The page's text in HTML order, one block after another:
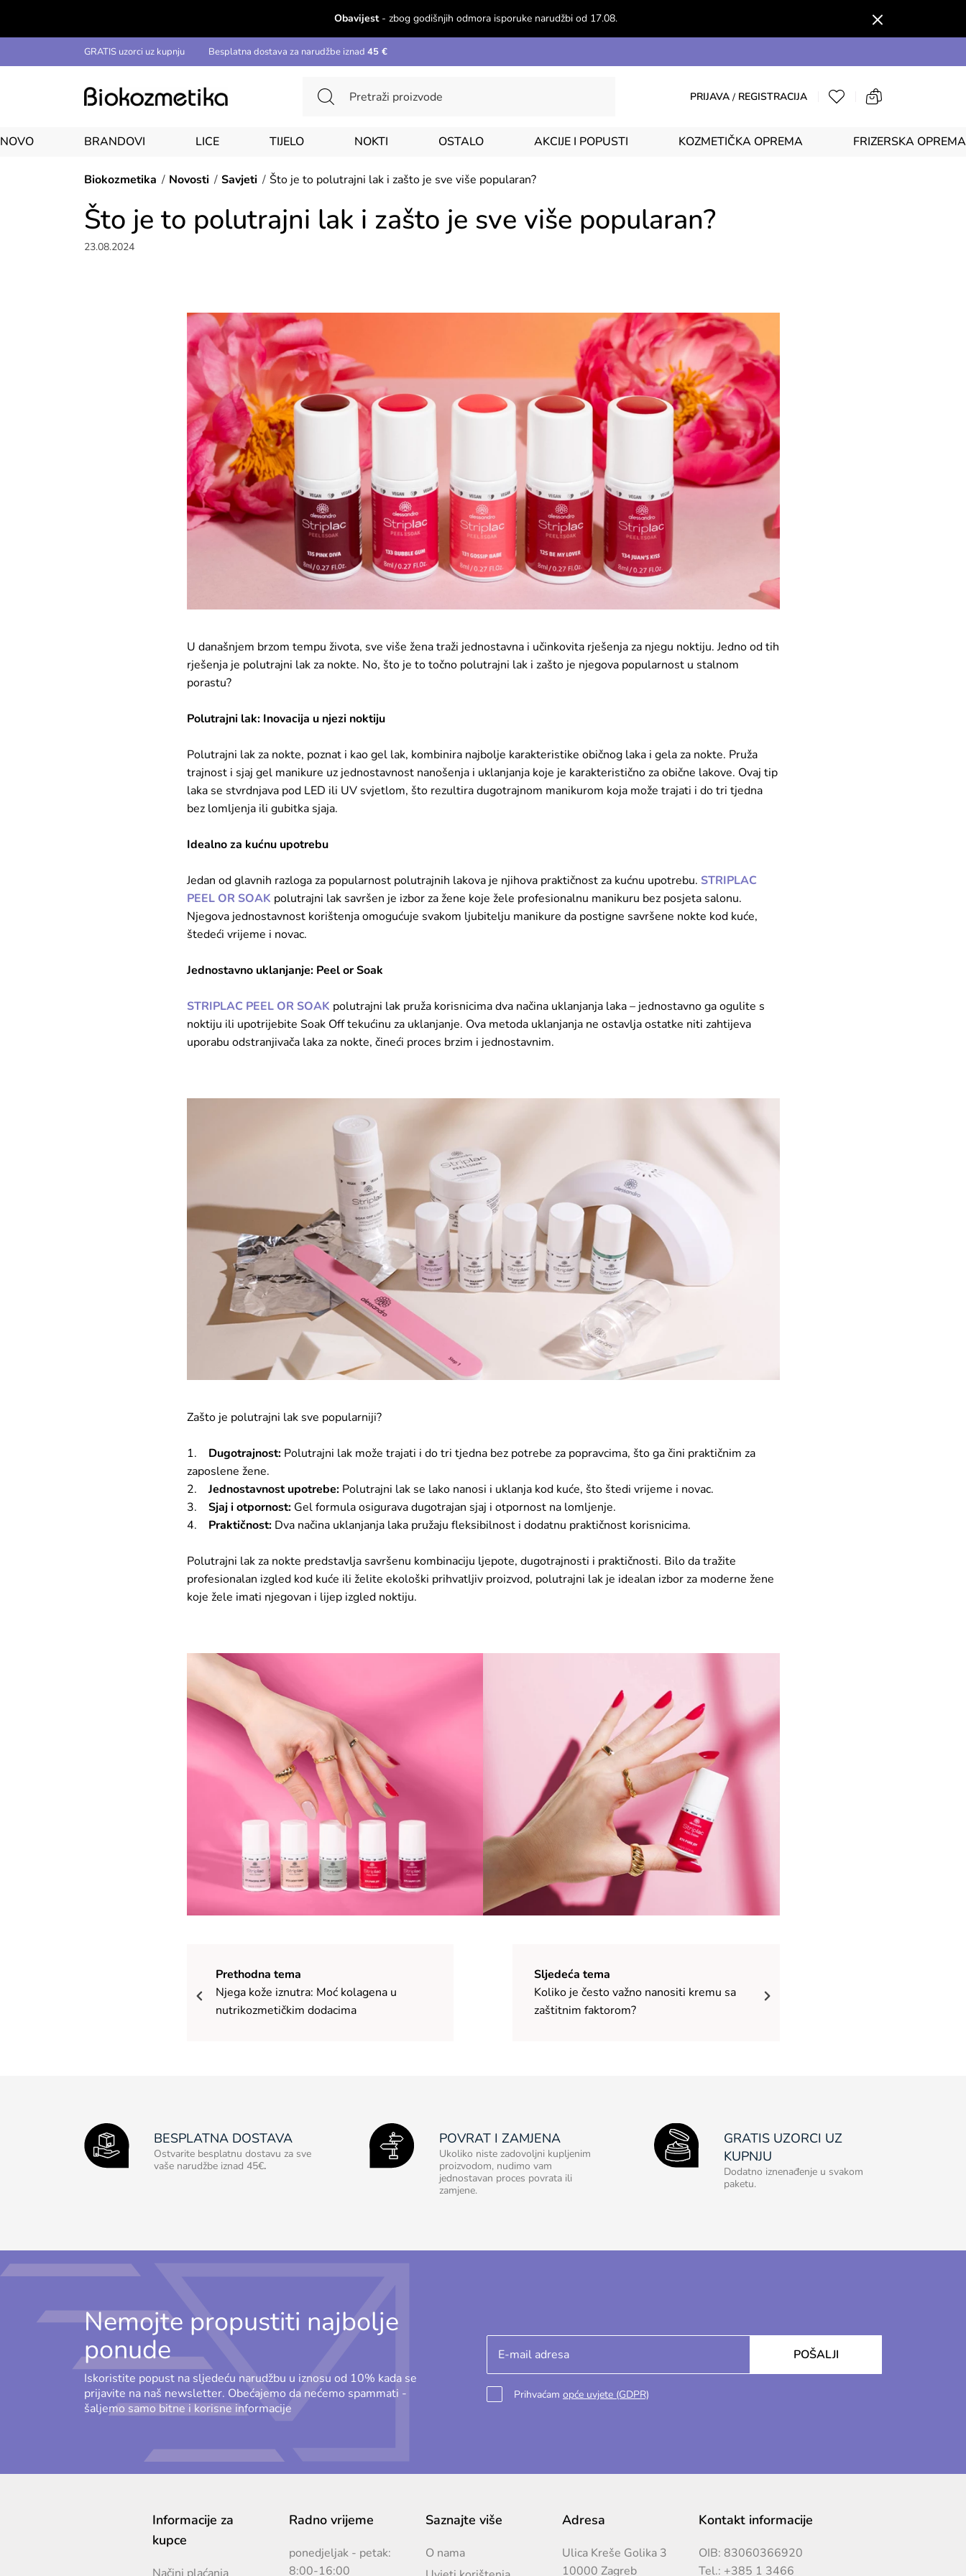
Obavijest- zbog godišnjih odmora isporuke narudžbi od 17.08.
GRATIS uzorci uz kupnju Besplatna dostava za narudžbe iznad 45 €
PRIJAVA / REGISTRACIJA
NOVO BRANDOVI LICE TIJELO NOKTI OSTALO AKCIJE I POPUSTI KOZMETIČKA OPREMA FRIZERSKA OPREMA
Biokozmetika Novosti Savjeti Što je to polutrajni lak i zašto je sve više popularan?
Što je to polutrajni lak i zašto je sve više popularan?
23.08.2024
U današnjem brzom tempu života, sve više žena traži jednostavna i učinkovita rješenja za njegu noktiju. Jedno od tih
rješenja je polutrajni lak za nokte. No, što je to točno polutrajni lak i zašto je njegova popularnost u stalnom
porastu?
Polutrajni lak: Inovacija u njezi noktiju
Polutrajni lak za nokte, poznat i kao gel lak, kombinira najbolje karakteristike običnog laka i gela za nokte. Pruža
trajnost i sjaj gel manikure uz jednostavnost nanošenja i uklanjanja koje je karakteristično za obične lakove. Ovaj tip
laka se stvrdnjava pod LED ili UV svjetlom, što rezultira dugotrajnom manikurom koja može trajati i do tri tjedna
bez lomljenja ili gubitka sjaja.
Idealno za kućnu upotrebu
Jedan od glavnih razloga za popularnost polutrajnih lakova je njihova praktičnost za kućnu upotrebu. STRIPLAC
PEEL OR SOAK polutrajni lak savršen je izbor za žene koje žele profesionalnu manikuru bez posjeta salonu.
Njegova jednostavnost korištenja omogućuje svakom ljubitelju manikure da postigne savršene nokte kod kuće,
štedeći vrijeme i novac.
Jednostavno uklanjanje: Peel or Soak
​​​​​​​STRIPLAC PEEL OR SOAK polutrajni lak pruža korisnicima dva načina uklanjanja laka – jednostavno ga ogulite s
noktiju ili upotrijebite Soak Off tekućinu za uklanjanje. Ova metoda uklanjanja ne ostavlja ostatke niti zahtijeva
uporabu odstranjivača laka za nokte, čineći proces brzim i jednostavnim.
Zašto je polutrajni lak sve popularniji?
1. Dugotrajnost:Polutrajni lak može trajati i do tri tjedna bez potrebe za popravcima, što ga čini praktičnim za
zaposlene žene.
2.Jednostavnost upotrebe:Polutrajni lak se lako nanosi i uklanja kod kuće, što štedi vrijeme i novac.
3. Sjaj i otpornost:Gel formula osigurava dugotrajan sjaj i otpornost na lomljenje.
4. Praktičnost:Dva načina uklanjanja laka pružaju fleksibilnost i dodatnu praktičnost korisnicima.
​​​​​​​Polutrajni lak za nokte predstavlja savršenu kombinaciju ljepote, dugotrajnosti i praktičnosti. Bilo da tražite
profesionalan izgled kod kuće ili želite ekološki prihvatljiv proizvod, polutrajni lak je idealan izbor za moderne žene
koje žele imati njegovan i lijep izgled noktiju.
Prethodna tema
Njega kože iznutra: Moć kolagena u
nutrikozmetičkim dodacima
Sljedeća tema
Koliko je često važno nanositi kremu sa
zaštitnim faktorom?
BESPLATNA DOSTAVA
Ostvarite besplatnu dostavu za sve
vaše narudžbe iznad 45€.
POVRAT I ZAMJENA
Ukoliko niste zadovoljni kupljenim
proizvodom, nudimo vam
jednostavan proces povrata ili
zamjene.
GRATIS UZORCI UZ
KUPNJU
Dodatno iznenađenje u svakom
paketu.
Nemojte propustiti najbolje
ponude
Iskoristite popust na sljedeću narudžbu u iznosu od 10% kada se
prijavite na naš newsletter. Obećajemo da nećemo spammati -
šaljemo samo bitne i korisne informacije
POŠALJI
Prihvaćam opće uvjete (GDPR)
Informacije za
kupce
Radno vrijeme
ponedjeljak - petak:
8:00-16:00
Saznajte više
O nama
Adresa
Ulica Kreše Golika 3
10000 Zagreb
Kontakt informacije
OIB: 83060366920
Tel.: +385 1 3466